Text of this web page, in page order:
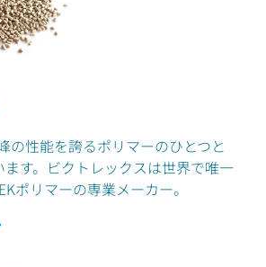
の性能を誇るポリマーのひとつと
ます。ビクトレックスは世界で唯一
ポリマーの専業メーカー。